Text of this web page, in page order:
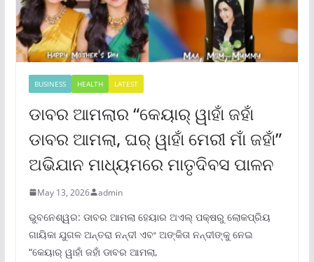
BUSINESS HEALTH LATEST
ଡାବର ଆମଲାର “କେୟାର୍ ୱାହାଁ ଜହାଁ
ଡାବର ଆମଲା, ଘର୍ ୱାହାଁ ମେରୀ ମାଁ ଜହାଁ”
ଅଭିଯାନ ମାଧ୍ୟମରେ ମାତୃଦିବସ ପାଳନ
May 13, 2026 admin
ଭୁବନେଶ୍ୱର: ଡାବର ଆମଲା ହେୟାର ଅଏଲ୍ ପକ୍ଷରୁ ଲୋକପ୍ରିୟ
ଗାୟିକା ଯୁଗଳ ଅନ୍ତରା ନନ୍ଦୀ ଏବଂ ଅଙ୍କିତା ନନ୍ଦୀଙ୍କୁ ନେଇ
“କେୟାର୍ ୱାହାଁ ଜହାଁ ଡାବର ଆମଲା,